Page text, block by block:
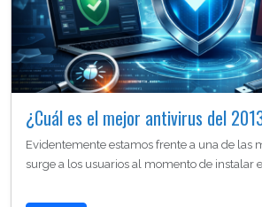
¿Cuál es el mejor antivirus del
Evidentemente estamos frente a una de las
surge a los usuarios al momento de instalar